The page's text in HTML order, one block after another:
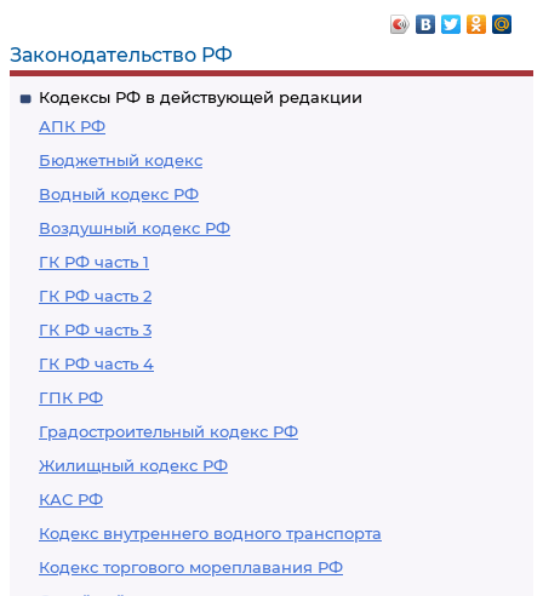
Законодательство РФ
Кодексы РФ в действующей редакции
АПК РФ
Бюджетный кодекс
Водный кодекс РФ
Воздушный кодекс РФ
ГК РФ часть 1
ГК РФ часть 2
ГК РФ часть 3
ГК РФ часть 4
ГПК РФ
Градостроительный кодекс РФ
Жилищный кодекс РФ
КАС РФ
Кодекс внутреннего водного транспорта
Кодекс торгового мореплавания РФ